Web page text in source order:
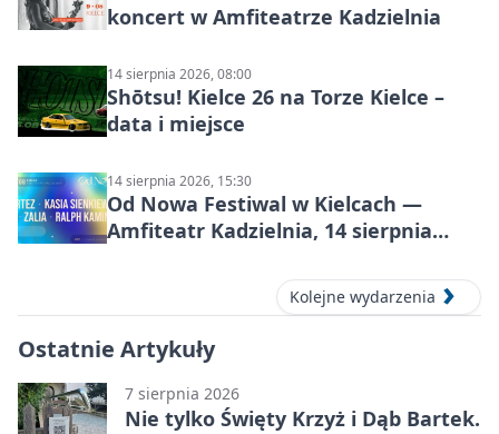
koncert w Amfiteatrze Kadzielnia
14 sierpnia 2026, 08:00
Shōtsu! Kielce 26 na Torze Kielce –
data i miejsce
14 sierpnia 2026, 15:30
Od Nowa Festiwal w Kielcach —
Amfiteatr Kadzielnia, 14 sierpnia
Kolejne wydarzenia
Ostatnie Artykuły
7 sierpnia 2026
Nie tylko Święty Krzyż i Dąb Bartek.